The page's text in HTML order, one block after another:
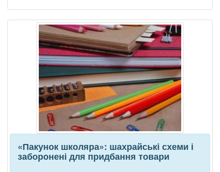
«Пакунок школяра»: шахрайські схеми і
заборонені для придбання товари